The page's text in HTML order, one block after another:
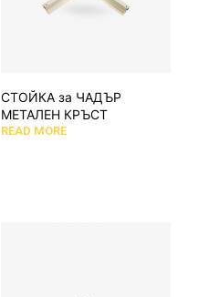
СТОЙКА за ЧАДЪР
МЕТАЛЕН КРЪСТ
READ MORE